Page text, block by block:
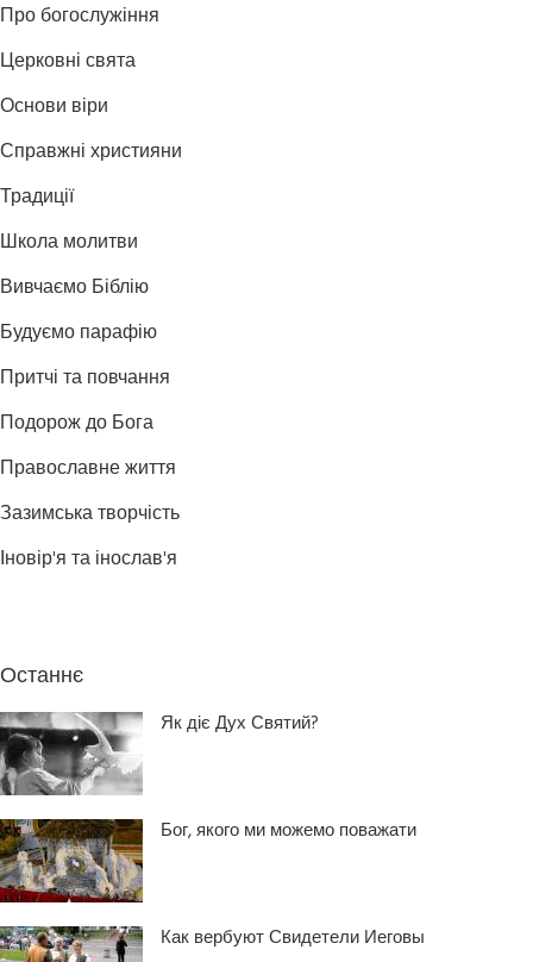
Про богослужіння
Церковні свята
Основи віри
Справжні християни
Традиції
Школа молитви
Вивчаємо Біблію
Будуємо парафію
Притчі та повчання
Подорож до Бога
Православне життя
Зазимська творчість
Іновір'я та інослав'я
Останнє
Як діє Дух Святий?
Бог, якого ми можемо поважати
Как вербуют Свидетели Иеговы